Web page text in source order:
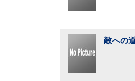
敵への